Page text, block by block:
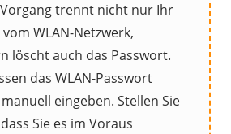
trennt nicht nur Ihr
WLAN-Netzwerk,
löscht auch das Passwort.
das WLAN-Passwort
eingeben. Stellen Sie
Sie es im Voraus